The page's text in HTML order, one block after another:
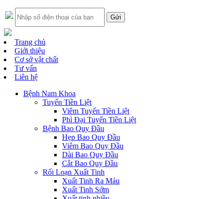
Trang chủ
Giới thiệu
Cơ sở vật chất
Tư vấn
Liên hệ
Bệnh Nam Khoa
Tuyến Tiền Liệt
Viêm Tuyến Tiền Liệt
Phì Đại Tuyến Tiền Liệt
Bệnh Bao Quy Đầu
Hẹp Bao Quy Đầu
Viêm Bao Quy Đầu
Dài Bao Quy Đầu
Cắt Bao Quy Đầu
Rối Loạn Xuất Tinh
Xuất Tinh Ra Máu
Xuất Tinh Sớm